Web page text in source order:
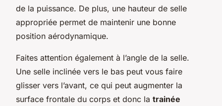
de la puissance. De plus, une hauteur de selle
appropriée permet de maintenir une bonne
position aérodynamique.
Faites attention également à l’angle de la selle.
Une selle inclinée vers le bas peut vous faire
glisser vers l’avant, ce qui peut augmenter la
surface frontale du corps et donc la trainée